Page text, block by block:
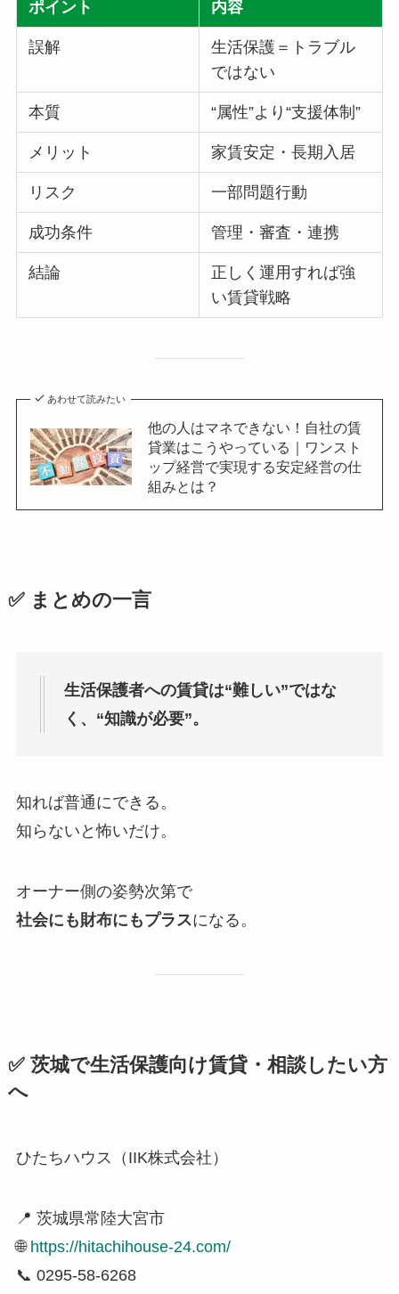
ポイント 内容
誤解
生活保護＝トラブル
ではない
本質 “属性”より“支援体制”
メリット 家賃安定・長期入居
リスク 一部問題行動
成功条件 管理・審査・連携
結論
正しく運用すれば強
い賃貸戦略
あわせて読みたい
他の人はマネできない！自社の賃
貸業はこうやっている｜ワンスト
ップ経営で実現する安定経営の仕
組みとは？
✅ まとめの一言
生活保護者への賃貸は“難しい”ではな
く、“知識が必要”。
知れば普通にできる。
知らないと怖いだけ。
オーナー側の姿勢次第で
社会にも財布にもプラスになる。
✅ 茨城で生活保護向け賃貸・相談したい方
へ
ひたちハウス（IIK株式会社）
📍 茨城県常陸大宮市
🌐 https://hitachihouse-24.com/
📞 0295-58-6268